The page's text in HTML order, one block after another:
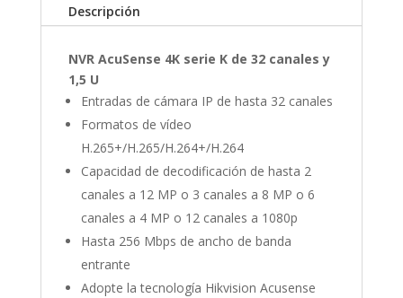
Descripción
NVR AcuSense 4K serie K de 32 canales y
1,5 U
Entradas de cámara IP de hasta 32 canales
Formatos de vídeo
H.265+/H.265/H.264+/H.264
Capacidad de decodificación de hasta 2
canales a 12 MP o 3 canales a 8 MP o 6
canales a 4 MP o 12 canales a 1080p
Hasta 256 Mbps de ancho de banda
entrante
Adopte la tecnología Hikvision Acusense